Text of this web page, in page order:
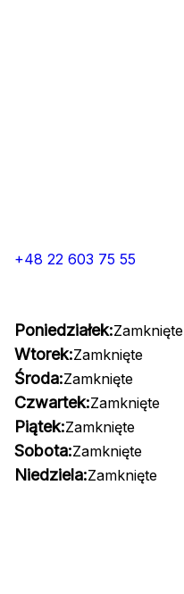
+48 22 603 75 55
Poniedziałek:Zamknięte
Wtorek:Zamknięte
Środa:Zamknięte
Czwartek:Zamknięte
Piątek:Zamknięte
Sobota:Zamknięte
Niedziela:Zamknięte